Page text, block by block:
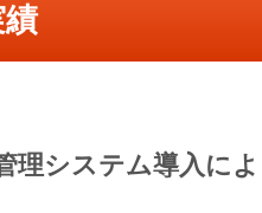
理システム導入に